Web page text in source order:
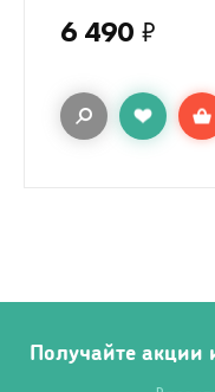
6 490 ₽
Получайте акции